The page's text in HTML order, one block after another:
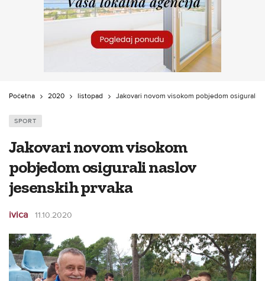
Početna 2020 listopad Jakovari novom visokom pobjedom osigurali
SPORT
Jakovari novom visokom
pobjedom osigurali naslov
jesenskih prvaka
ivica 11.10.2020